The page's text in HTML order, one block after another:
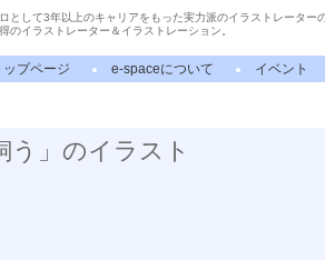
として3年以上のキャリアをもった実力派のイラストレーター
のイラストレーター＆イラストレーション。
ップページ e-spaceについて イベント
う」のイラスト